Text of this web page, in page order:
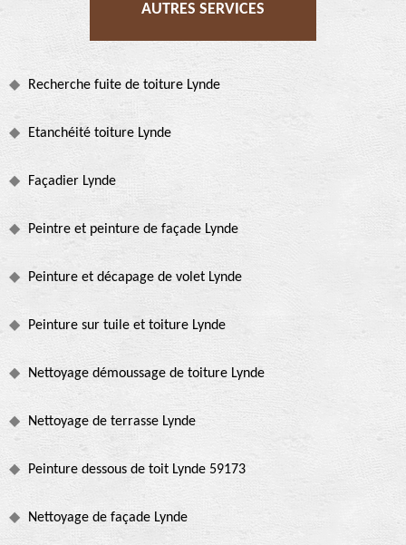
AUTRES SERVICES
Recherche fuite de toiture Lynde
Etanchéité toiture Lynde
Façadier Lynde
Peintre et peinture de façade Lynde
Peinture et décapage de volet Lynde
Peinture sur tuile et toiture Lynde
Nettoyage démoussage de toiture Lynde
Nettoyage de terrasse Lynde
Peinture dessous de toit Lynde 59173
Nettoyage de façade Lynde